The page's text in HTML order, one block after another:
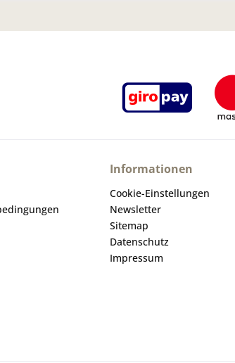
Informationen
Cookie-Einstellungen
Newsletter
Sitemap
Datenschutz
Impressum